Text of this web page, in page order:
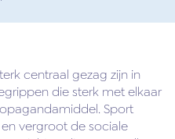
centraal gezag zijn in
die sterk met elkaar
Sport
vergroot de sociale